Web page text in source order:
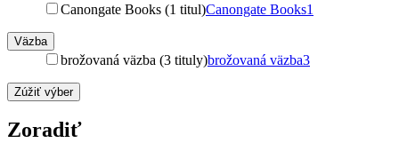
Canongate Books (1 titul)Canongate Books1
Väzba
brožovaná väzba (3 tituly)brožovaná väzba3
Zúžiť výber
Zoradiť